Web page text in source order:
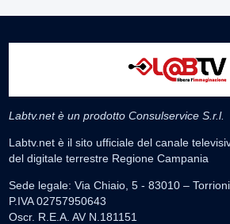
Labtv.net è un prodotto Consulservice S.r.l.
Labtv.net è il sito ufficiale del canale
del digitale terrestre Regione Campania
Sede legale: Via Chiaio, 5 - 83010 –
P.IVA 02757950643
Oscr. R.E.A. AV N.181151